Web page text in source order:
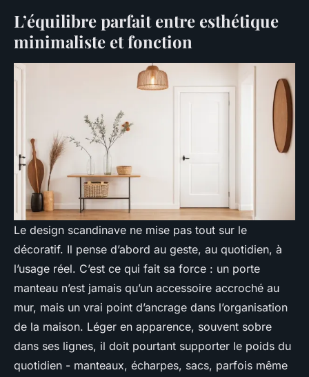
L’équilibre parfait entre esthétique
minimaliste et fonction
Le design scandinave ne mise pas tout sur le
décoratif. Il pense d’abord au geste, au quotidien, à
l’usage réel. C’est ce qui fait sa force : un porte
manteau n’est jamais qu’un accessoire accroché au
mur, mais un vrai point d’ancrage dans l’organisation
de la maison. Léger en apparence, souvent sobre
dans ses lignes, il doit pourtant supporter le poids du
quotidien - manteaux, écharpes, sacs, parfois même